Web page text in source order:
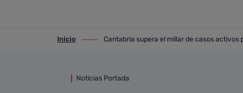
ir-a inicio
Inicio
ir-a Cantabria supera el millar de casos
Cantabria supera el millar de casos activos
Noticias Portada